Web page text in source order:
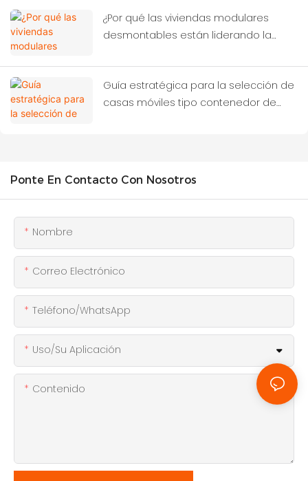
¿Por qué las viviendas modulares
desmontables están liderando la
construcción?
Guía estratégica para la selección de
casas móviles tipo contenedor de
Ponte En Contacto Con Nosotros
Nombre
Correo Electrónico
Teléfono/WhatsApp
Uso/Su Aplicación
Contenido